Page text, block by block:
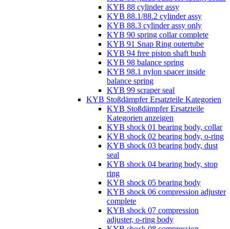
KYB 88 cylinder assy
KYB 88.1/88.2 cylinder assy
KYB 88.3 cylinder assy only
KYB 90 spring collar complete
KYB 91 Snap Ring outertube
KYB 94 free piston shaft bush
KYB 98 balance spring
KYB 98.1 nylon spacer inside
balance spring
KYB 99 scraper seal
KYB Stoßdämpfer Ersatzteile Kategorien
KYB Stoßdämpfer Ersatzteile
Kategorien anzeigen
KYB shock 01 bearing body, collar
KYB shock 02 bearing body, o-ring
KYB shock 03 bearing body, dust
seal
KYB shock 04 bearing body, stop
ring
KYB shock 05 bearing body
KYB shock 06 compression adjuster
complete
KYB shock 07 compression
adjuster, o-ring body